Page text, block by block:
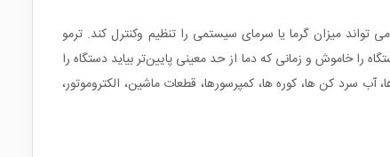
میزان گرما یا سرمای سیستمی را تنظیم وکنترل کند. ترمو
خاموش و زمانی که دما از حد معینی پایین‌تر بیاید دستگاه را
سرد کن ها، کوره ها، کمپرسورها، قطعات ماشین، الکتروموتور،